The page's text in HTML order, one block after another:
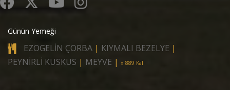
Günün Yemeği
EZOGELİN ÇORBA | KIYMALI BEZELYE |
PEYNİRLİ KUSKUS | MEYVE | » 889 Kal